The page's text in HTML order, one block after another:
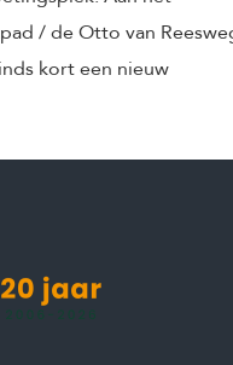
/ de Otto van
kort een nieuw